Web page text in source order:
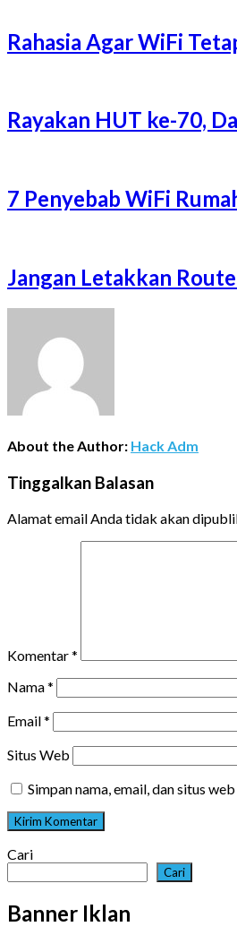
Rahasia Agar WiFi
Rayakan HUT ke-70,
7 Penyebab WiFi
Jangan Letakkan
About the Author: Hack Adm
Tinggalkan Balasan
Alamat email Anda tidak akan
Komentar*
Nama*
Email*
Situs Web
Simpan nama, email, dan situs
Cari
Cari
Banner Iklan